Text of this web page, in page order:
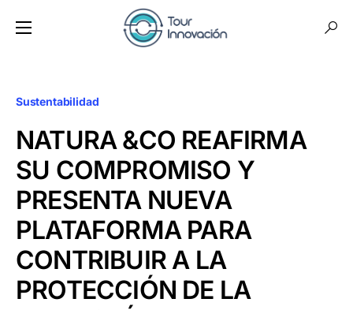
Sustentabilidad
NATURA &CO REAFIRMA
SU COMPROMISO Y
PRESENTA NUEVA
PLATAFORMA PARA
CONTRIBUIR A LA
PROTECCIÓN DE LA